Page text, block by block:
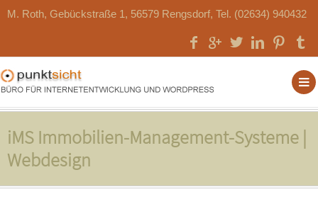
M. Roth, Gebückstraße 1, 56579 Rengsdorf, Tel. (02634) 940432
iMS Immobilien-Management-Systeme |
Webdesign